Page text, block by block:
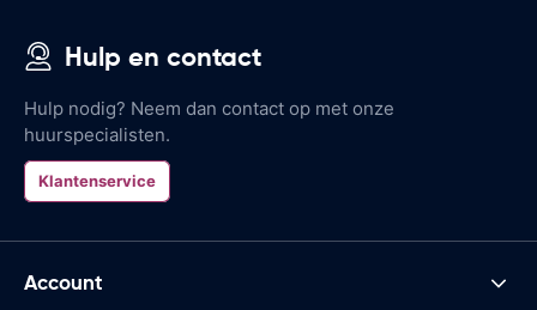
Hulp en contact
Hulp nodig? Neem dan contact op met onze
huurspecialisten.
Klantenservice
Account